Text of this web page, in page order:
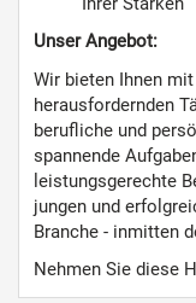
Unser Angebot:
Wir bieten Ihnen
herausfordernden
berufliche und
spannende
leistungsgerechte
jungen und
Branche - inmitten
Nehmen Sie diese